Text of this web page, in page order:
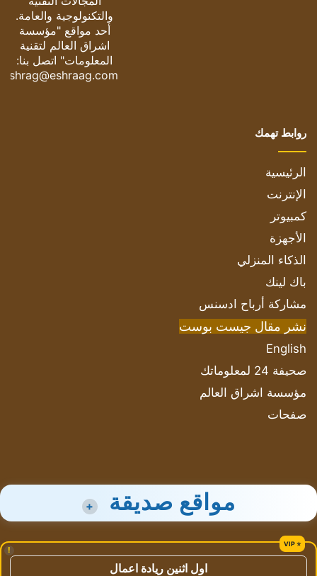
والتكنولوجية والعامة.
أحد مواقع "مؤسسة
اشراق العالم لتقنية
المعلومات" اتصل بنا:
eshrag@eshraag.com
روابط تهمك
الرئيسية
الإنترنت
كمبيوتر
الأجهزة
الذكاء المنزلي
باك لينك
مشاركة أرباح ادسنس
نشر مقال جيست بوست
English
صحيفة 24 لمعلوماتك
مؤسسة اشراق العالم
صفحات
مواقع صديقة +
!
اول اثنين ريادة اعمال